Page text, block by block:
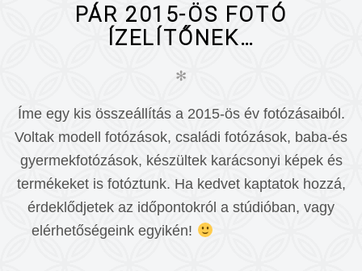
PÁR 2015-ÖS FOTÓ
ÍZELÍTŐNEK…
✻
Íme egy kis összeállítás a 2015-ös év fotózásaiból.
Voltak modell fotózások, családi fotózások, baba-és
gyermekfotózások, készültek karácsonyi képek és
termékeket is fotóztunk. Ha kedvet kaptatok hozzá,
érdeklődjetek az időpontokról a stúdióban, vagy
elérhetőségeink egyikén!